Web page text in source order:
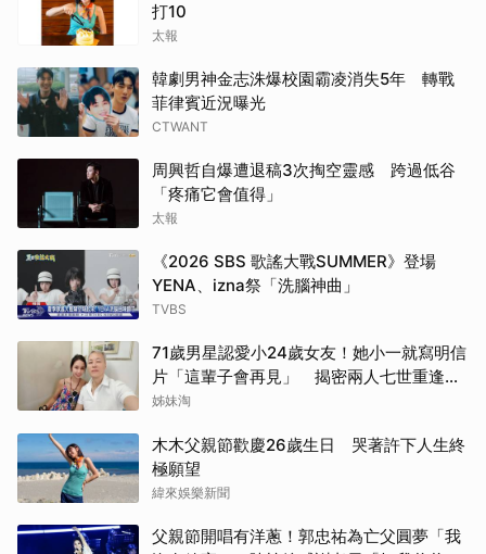
打10
太報
韓劇男神金志洙爆校園霸凌消失5年 轉戰
菲律賓近況曝光
CTWANT
周興哲自爆遭退稿3次掏空靈感 跨過低谷
「疼痛它會值得」
太報
《2026 SBS 歌謠大戰SUMMER》登場
YENA、izna祭「洗腦神曲」
TVBS
71歲男星認愛小24歲女友！她小一就寫明信
片「這輩子會再見」 揭密兩人七世重逢奇
緣
姊妹淘
木木父親節歡慶26歲生日 哭著許下人生終
極願望
緯來娛樂新聞
父親節開唱有洋蔥！郭忠祐為亡父圓夢「我